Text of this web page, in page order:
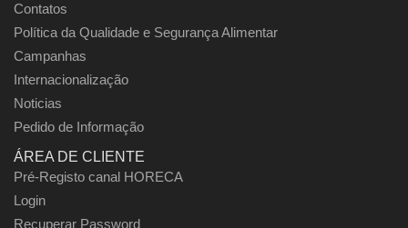
Contatos
Política da Qualidade e Segurança Alimentar
Campanhas
Internacionalização
Noticias
Pedido de Informação
ÁREA DE CLIENTE
Pré-Registo canal HORECA
Login
Recuperar Password